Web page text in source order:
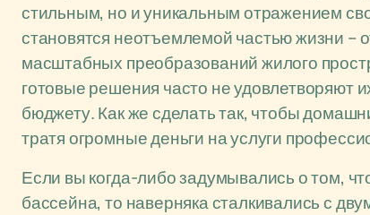
стильным, но и уникальным отражением
становятся неотъемлемой частью жизни –
масштабных преобразований жилого
готовые решения часто не удовлетворяют
бюджету. Как же сделать так, чтобы
тратя огромные деньги на услуги
Если вы когда-либо задумывались о том,
бассейна, то наверняка сталкивались с